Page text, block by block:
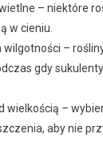
– niektóre
w cieniu.
–
gdy
wielkością –
aby nie